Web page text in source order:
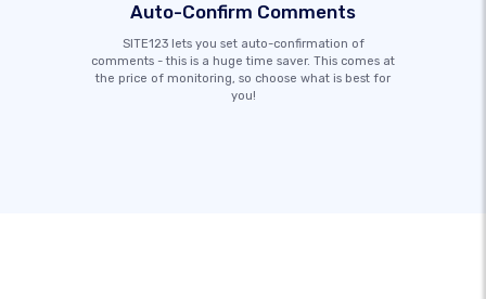
Auto-Confirm Comments
SITE123 lets you set auto-confirmation of
comments - this is a huge time saver. This comes at
the price of monitoring, so choose what is best for
you!